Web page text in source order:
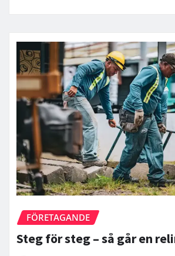
FÖRETAGANDE
Steg för steg – så går en